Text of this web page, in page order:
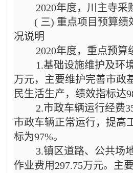
2020年度，川主寺采
( 三) 重点项目预算绩
况说明
2020年度，重点预算
1.基础设施维护及环
万元，主要维护完善市政
民生活生产，绩效指标达
2.市政车辆运行经费
市政车辆正常运行，提高
标为97%。
3.镇区道路、公共场
作业费用297.75万元。主